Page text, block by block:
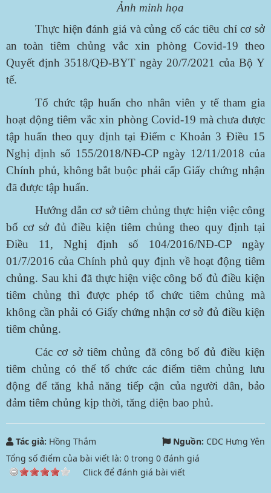
Ảnh minh họa
Thực hiện đánh giá và củng cố các tiêu chí cơ sở
an toàn tiêm chủng vắc xin phòng Covid-19 theo
Quyết định 3518/QĐ-BYT ngày 20/7/2021 của Bộ Y
tế.
Tổ chức tập huấn cho nhân viên y tế tham gia
hoạt động tiêm vắc xin phòng Covid-19 mà chưa được
tập huấn theo quy định tại Điểm c Khoản 3 Điều 15
Nghị định số 155/2018/NĐ-CP ngày 12/11/2018 của
Chính phủ, không bắt buộc phải cấp Giấy chứng nhận
đã được tập huấn.
Hướng dẫn cơ sở tiêm chủng thực hiện việc công
bố cơ sở đủ điều kiện tiêm chủng theo quy định tại
Điều 11, Nghị định số 104/2016/NĐ-CP ngày
01/7/2016 của Chính phủ quy định về hoạt động tiêm
chủng. Sau khi đã thực hiện việc công bố đủ điều kiện
tiêm chủng thì được phép tổ chức tiêm chủng mà
không cần phải có Giấy chứng nhận cơ sở đủ điều kiện
tiêm chủng.
Các cơ sở tiêm chủng đã công bố đủ điều kiện
tiêm chủng có thể tổ chức các điểm tiêm chủng lưu
động để tăng khả năng tiếp cận của người dân, bảo
đảm tiêm chủng kịp thời, tăng diện bao phủ.
Tác giả: Hồng Thắm Nguồn: CDC Hưng Yên
Tổng số điểm của bài viết là: 0 trong 0 đánh giá
Click để đánh giá bài viết